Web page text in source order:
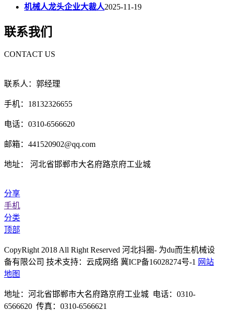
机械人龙头企业大裁人2025-11-19
联系我们
CONTACT US
联系人：郭经理
手机：18132326655
电话：0310-6566620
邮箱：441520902@qq.com
地址： 河北省邯郸市大名府路京府工业城
分享
手机
分类
顶部
CopyRight 2018 All Right Reserved 河北抖圈- 为du而生机械设
备有限公司 技术支持：云成网络 冀ICP备16028274号-1 网站
地图
地址：河北省邯郸市大名府路京府工业城 电话：0310-
6566620 传真：0310-6566621